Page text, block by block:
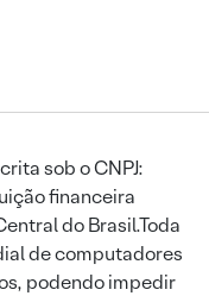
sob o CNPJ:
financeira
do Brasil.Toda
de computadores
podendo impedir